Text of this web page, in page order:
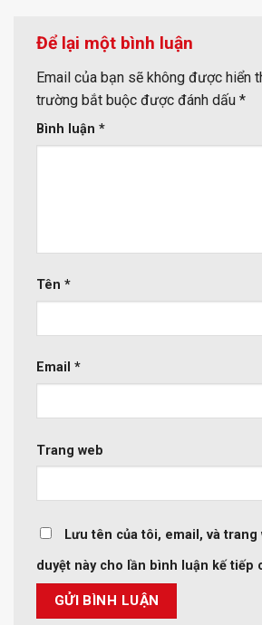
Để lại một bình luận
Email của bạn sẽ không được hiển
trường bắt buộc được đánh dấu *
Bình luận *
Tên *
Email *
Trang web
Lưu tên của tôi, email, và
duyệt này cho lần bình luận kế tiếp